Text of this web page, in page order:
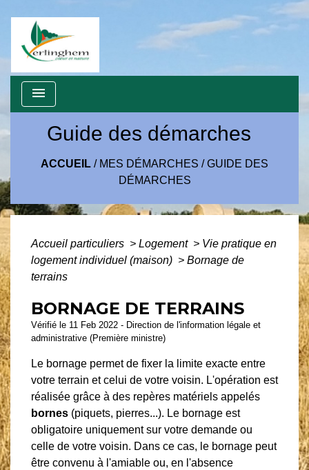
menu
Guide des démarches
ACCUEIL / MES DÉMARCHES /GUIDE DES
DÉMARCHES
Accueil particuliers > Logement > Vie pratique en
logement individuel (maison) > Bornage de
terrains
BORNAGE DE TERRAINS
Vérifié le 11 Feb 2022 - Direction de l'information légale et
administrative (Première ministre)
Le bornage permet de fixer la limite exacte entre
votre terrain et celui de votre voisin. L'opération est
réalisée grâce à des repères matériels appelés
bornes (piquets, pierres...). Le bornage est
obligatoire uniquement sur votre demande ou
celle de votre voisin. Dans ce cas, le bornage peut
être convenu à l'amiable ou, en l'absence